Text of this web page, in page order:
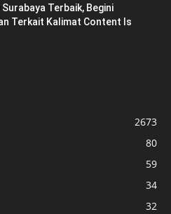
Surabaya Terbaik, Begini
Terkait Kalimat Content Is
2673
80
59
34
32